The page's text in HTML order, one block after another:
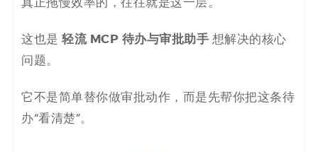
零
代
案
真正拖慢效率的，往往就是这一层。
这也是 轻流 MCP 待办与审批助手 想解决的核心
问题。
它不是简单替你做审批动作，而是先帮你把这条待
办“看清楚”。